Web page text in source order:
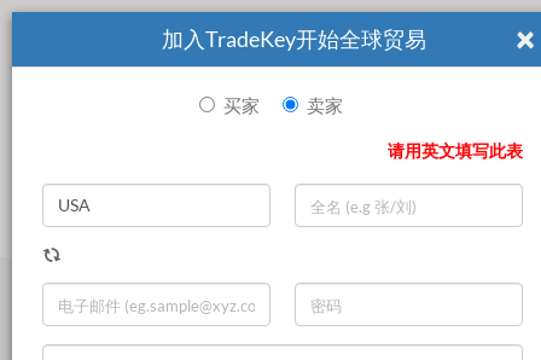
Search
Live Chat
×
加入TradeKey开始全球贸易
买家 卖家
请用英文填写此表
Electrical Instruments